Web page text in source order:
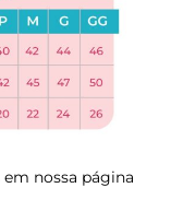
nossa página